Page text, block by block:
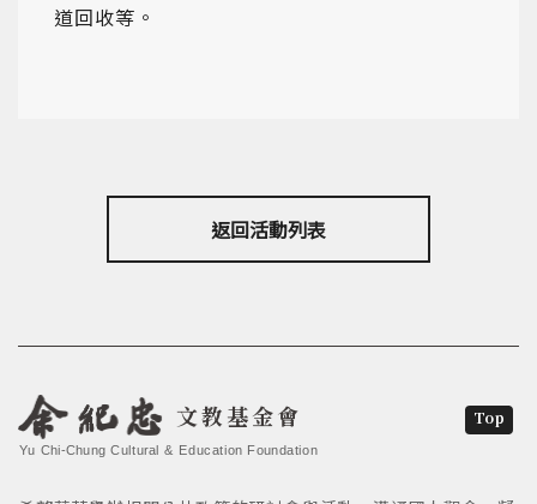
道回收等。
返回活動列表
文教基金會
Yu Chi-Chung Cultural & Education Foundation
Top